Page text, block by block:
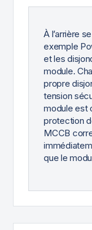
À l’arrière
exemple
et les
module.
propre
tension
module est
protection
MCCB
que le